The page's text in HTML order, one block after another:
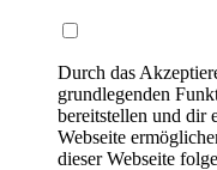
Durch das
grundlegenden
bereitstellen und dir
Webseite
dieser Webseite